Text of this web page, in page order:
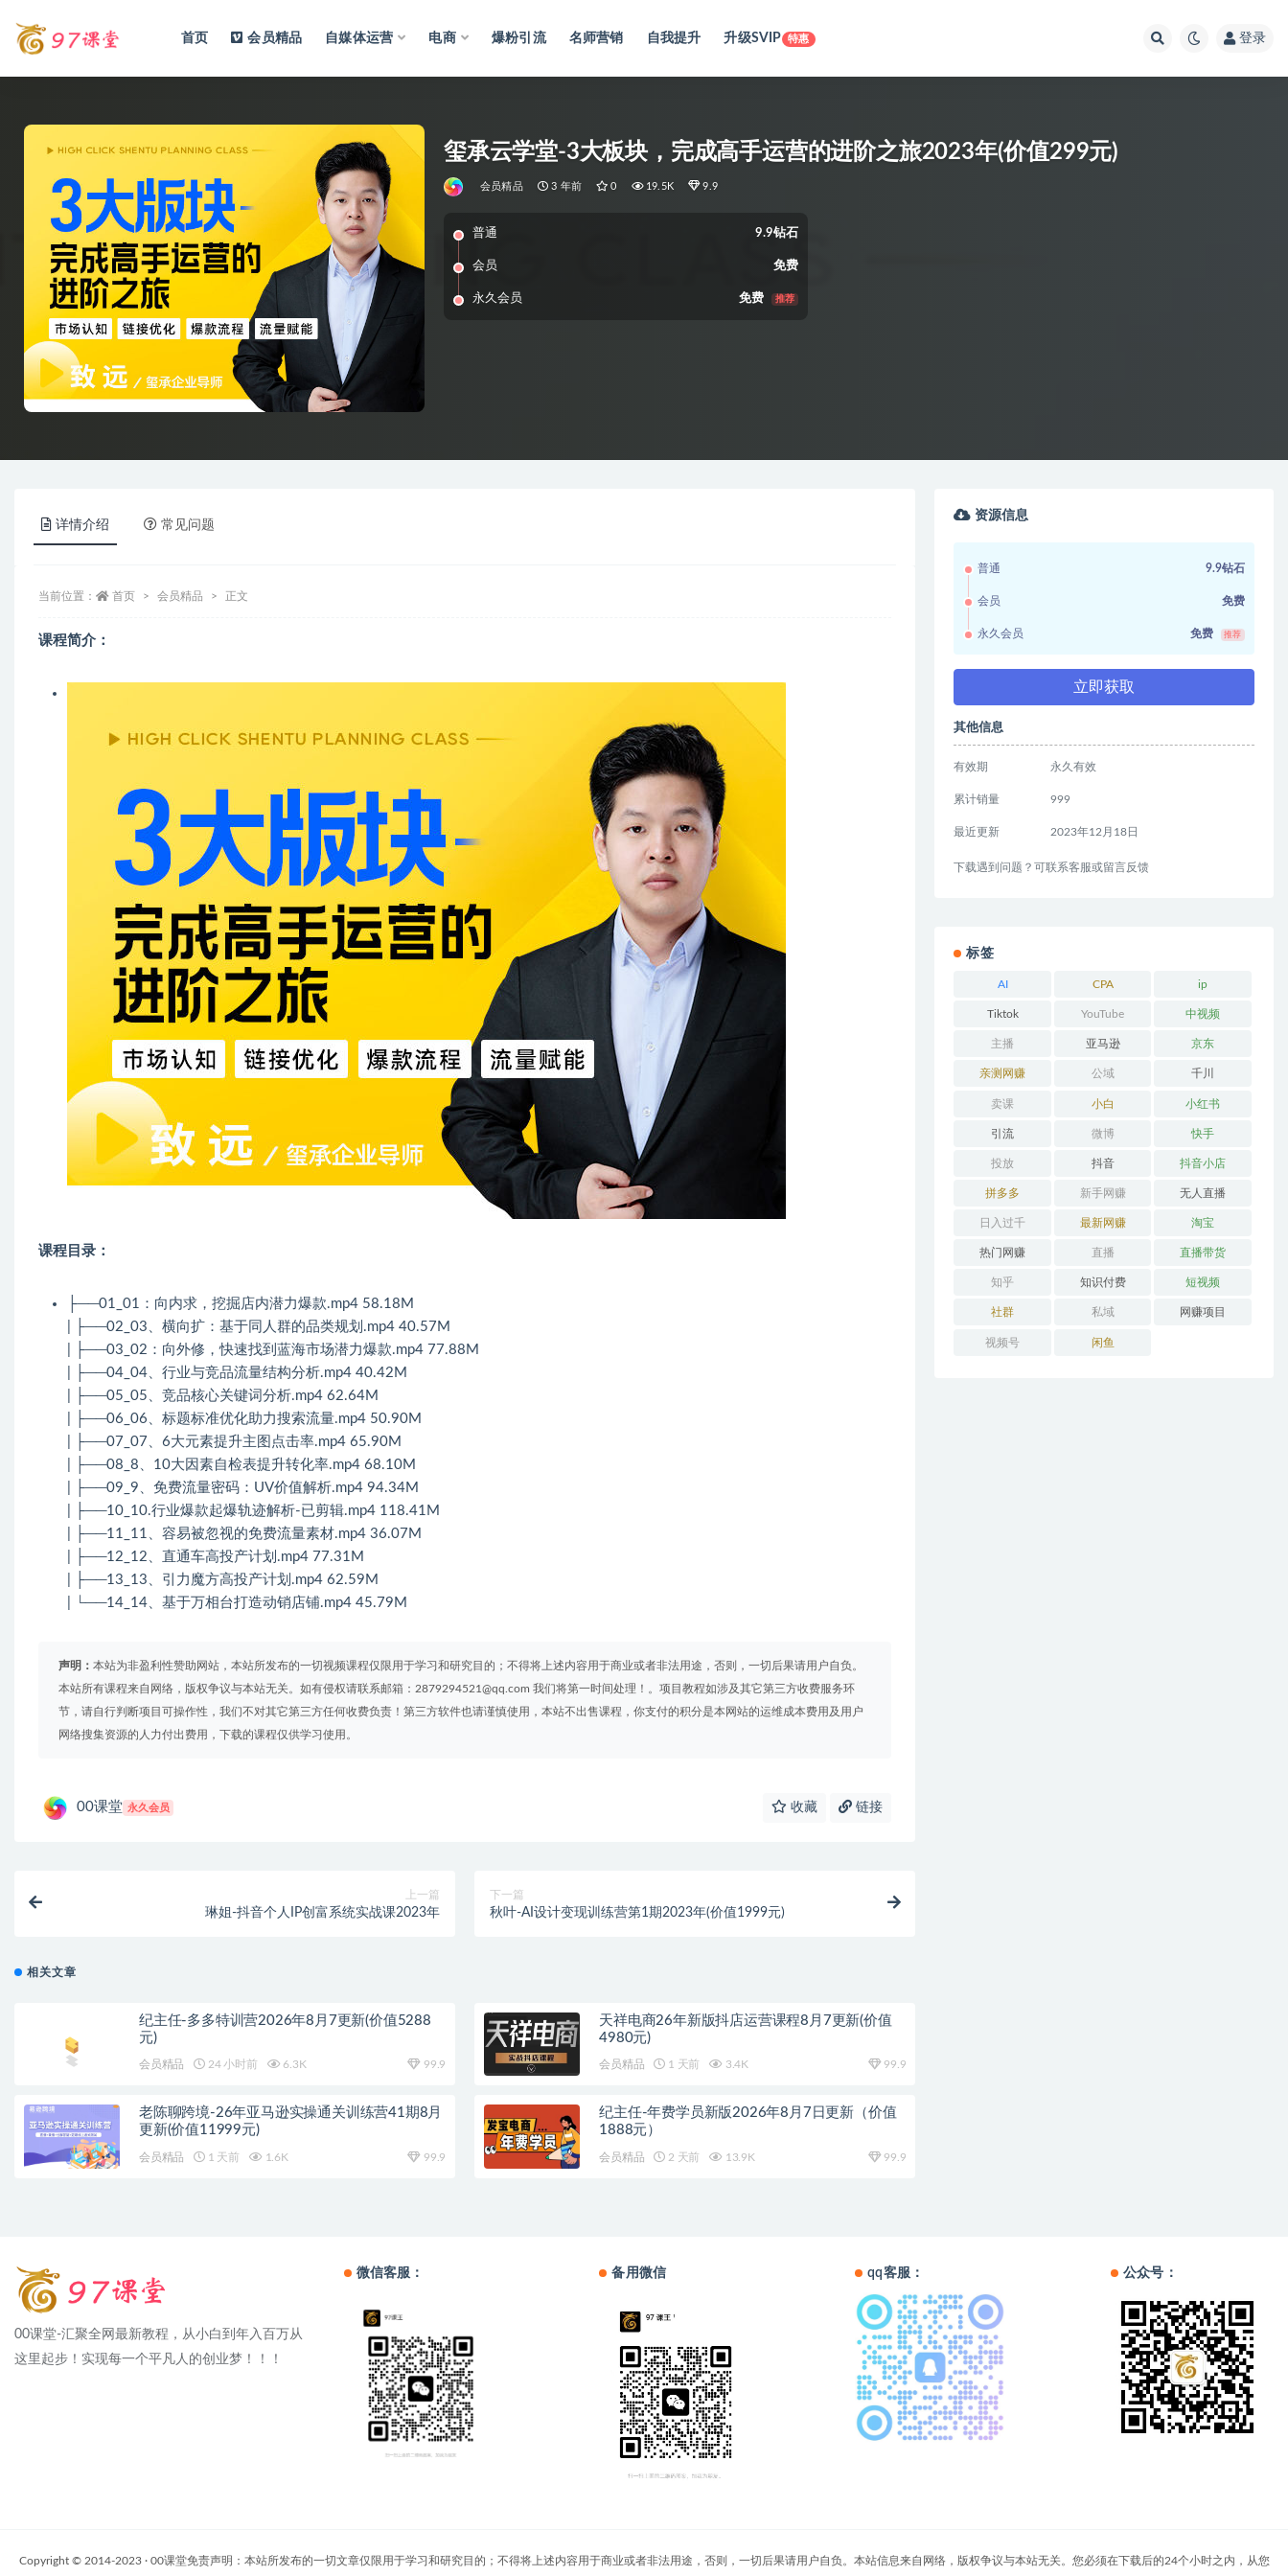
首页 会员精品 自媒体运营 电商 爆粉引流 名师营销 自我提升 升级SVIP 特惠 登录
玺承云学堂-3大板块，完成高手运营的进阶之旅2023年(价值299元)
会员精品 3 年前 0 19.5K 9.9
普通 9.9钻石
会员 免费
永久会员 免费 推荐
详情介绍 常见问题
当前位置： 首页 会员精品 正文
课程简介：
课程目录：
├──01_01：向内求，挖掘店内潜力爆款.mp4 58.18M
| ├──02_03、横向扩：基于同人群的品类规划.mp4 40.57M
| ├──03_02：向外修，快速找到蓝海市场潜力爆款.mp4 77.88M
| ├──04_04、行业与竞品流量结构分析.mp4 40.42M
| ├──05_05、竞品核心关键词分析.mp4 62.64M
| ├──06_06、标题标准优化助力搜索流量.mp4 50.90M
| ├──07_07、6大元素提升主图点击率.mp4 65.90M
| ├──08_8、10大因素自检表提升转化率.mp4 68.10M
| ├──09_9、免费流量密码：UV价值解析.mp4 94.34M
| ├──10_10.行业爆款起爆轨迹解析-已剪辑.mp4 118.41M
| ├──11_11、容易被忽视的免费流量素材.mp4 36.07M
| ├──12_12、直通车高投产计划.mp4 77.31M
| ├──13_13、引力魔方高投产计划.mp4 62.59M
| └──14_14、基于万相台打造动销店铺.mp4 45.79M
声明： 本站为非盈利性赞助网站，本站所发布的一切视频课程仅限用于学习和研究目的；不得将上述内容用于商业或者非法用途，否则，一切后果请用户自负。
本站所有课程来自网络，版权争议与本站无关。如有侵权请联系邮箱：2879294521@qq.com 我们将第一时间处理！。项目教程如涉及其它第三方收费服务环
节，请自行判断项目可操作性，我们不对其它第三方任何收费负责！第三方软件也请谨慎使用，本站不出售课程，你支付的积分是本网站的运维成本费用及用户
网络搜集资源的人力付出费用，下载的课程仅供学习使用。
00课堂 永久会员 收藏 链接
上一篇
琳姐-抖音个人IP创富系统实战课2023年
下一篇
秋叶-AI设计变现训练营第1期2023年(价值1999元)
相关文章
纪主任-多多特训营2026年8月7更新(价值5288
元)
会员精品 24 小时前 6.3K 99.9
天祥电商26年新版抖店运营课程8月7更新(价值
4980元)
会员精品 1 天前 3.4K 99.9
老陈聊跨境-26年亚马逊实操通关训练营41期8月
更新(价值11999元)
会员精品 1 天前 1.6K 99.9
纪主任-年费学员新版2026年8月7日更新（价值
1888元）
会员精品 2 天前 13.9K 99.9
资源信息
普通 9.9钻石
会员 免费
永久会员 免费 推荐
立即获取
其他信息
有效期 永久有效
累计销量 999
最近更新 2023年12月18日
下载遇到问题？可联系客服或留言反馈
标签
AI CPA ip
Tiktok YouTube 中视频
主播 亚马逊 京东
亲测网赚 公域 千川
卖课 小白 小红书
引流 微博 快手
投放 抖音 抖音小店
拼多多 新手网赚 无人直播
日入过千 最新网赚 淘宝
热门网赚 直播 直播带货
知乎 知识付费 短视频
社群 私域 网赚项目
视频号 闲鱼
00课堂-汇聚全网最新教程，从小白到年入百万从
这里起步！实现每一个平凡人的创业梦！！！
微信客服： 备用微信 qq客服： 公众号：
Copyright © 2014-2023 · 00课堂免责声明：本站所发布的一切文章仅限用于学习和研究目的；不得将上述内容用于商业或者非法用途，否则，一切后果请用户自负。本站信息来自网络，版权争议与本站无关。您必须在下载后的24个小时之内，从您